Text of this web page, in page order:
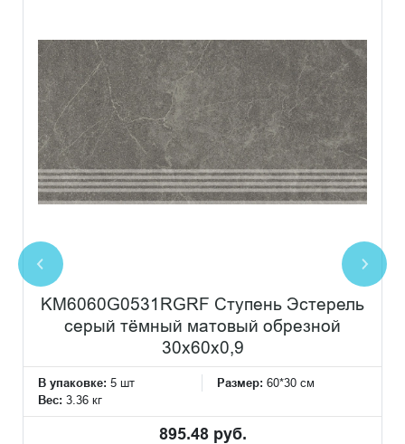
KM6060G0531RGRF Ступень Эстерель
серый тёмный матовый обрезной
30x60x0,9
В упаковке: 5 шт Размер: 60*30 см
Вес: 3.36 кг
895.48 руб.